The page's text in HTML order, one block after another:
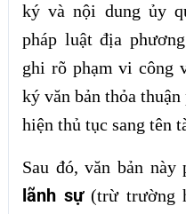
ký và nội dung ủy
pháp luật địa
ghi rõ phạm vi công
ký văn bản thỏa
hiện thủ tục sang tên
Sau đó, văn bản này
lãnh sự(trừ trường